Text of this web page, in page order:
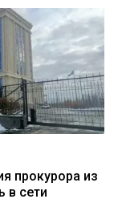
прокурора из
в сети